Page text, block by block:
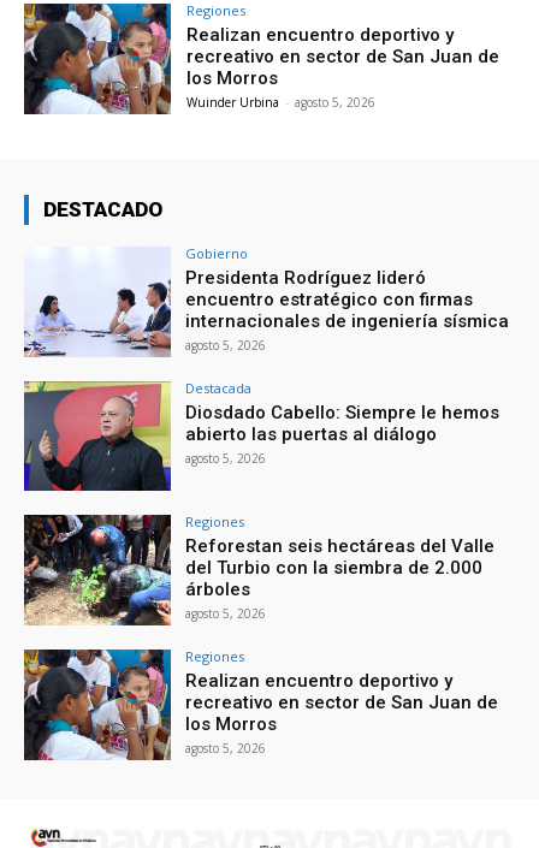
Regiones
Realizan encuentro deportivo y
recreativo en sector de San Juan de
los Morros
Wuinder Urbina - agosto 5, 2026
DESTACADO
Gobierno
Presidenta Rodríguez lideró
encuentro estratégico con firmas
internacionales de ingeniería sísmica
agosto 5, 2026
Destacada
Diosdado Cabello: Siempre le hemos
abierto las puertas al diálogo
agosto 5, 2026
Regiones
Reforestan seis hectáreas del Valle
del Turbio con la siembra de 2.000
árboles
agosto 5, 2026
Regiones
Realizan encuentro deportivo y
recreativo en sector de San Juan de
los Morros
agosto 5, 2026